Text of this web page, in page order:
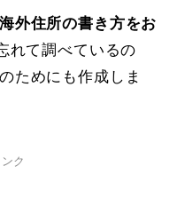
海外住所の書き方をお
れて調べているの
ためにも作成しま
ク